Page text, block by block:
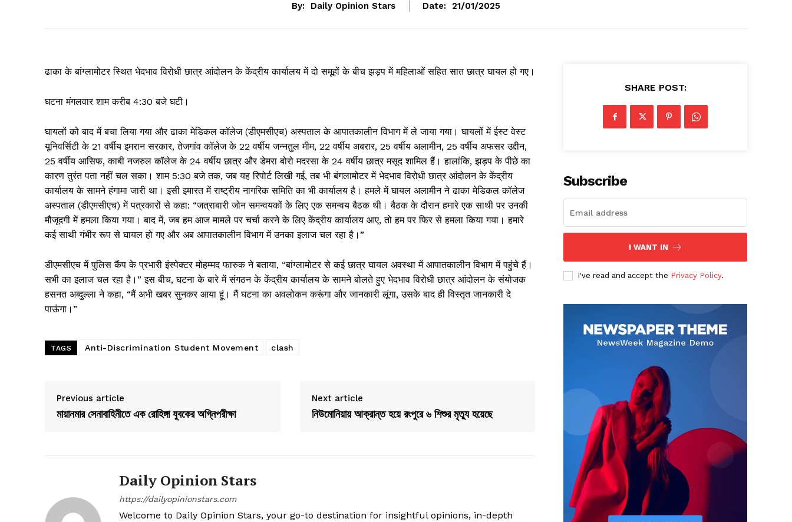
By: Daily Opinion Stars Date: 21/01/2025
ढाका के बांग्लामोटर स्थित भेदभाव विरोधी छात्र आंदोलन के केंद्रीय कार्यालय में दो समूहों के बीच झड़प में महिलाओं सहित सात छात्र घायल हो गए।
घटना मंगलवार शाम करीब 4:30 बजे घटी।
घायलों को बाद में बचा लिया गया और ढाका मेडिकल कॉलेज (डीएमसीएच) अस्पताल के आपातकालीन विभाग में ले जाया गया। घायलों में ईस्ट वेस्ट
यूनिवर्सिटी के 21 वर्षीय इमरान सरकार, तेजगांव कॉलेज के 22 वर्षीय जन्नतुल मीम, 22 वर्षीय अबरार, 25 वर्षीय अलामीन, 25 वर्षीय अफसर उद्दीन,
25 वर्षीय आसिफ, काबी नजरुल कॉलेज के 24 वर्षीय छात्र और डेमरा बोरो मदरसा के 24 वर्षीय छात्र मसूद शामिल हैं। हालांकि, झड़प के पीछे का
कारण तुरंत पता नहीं चल सका। शाम 5:30 बजे तक, जब यह रिपोर्ट लिखी गई, तब भी बंगलामोटर में भेदभाव विरोधी छात्र आंदोलन के केंद्रीय
कार्यालय के सामने हंगामा जारी था। इसी इमारत में राष्ट्रीय नागरिक समिति का भी कार्यालय है। हमले में घायल अलामीन ने ढाका मेडिकल कॉलेज
अस्पताल (डीएमसीएच) में पत्रकारों से कहा: “जत्राबारी जोन समन्वयकों के लिए एक समन्वय बैठक थी। बैठक के दौरान हमारे एक साथी पर उनकी
मौजूदगी में हमला किया गया। बाद में, जब हम आज मामले पर चर्चा करने के लिए केंद्रीय कार्यालय आए, तो हम पर फिर से हमला किया गया। हमारे
कई साथी गंभीर रूप से घायल हो गए और अब आपातकालीन विभाग में उनका इलाज चल रहा है।”
डीएमसीएच में पुलिस कैंप के प्रभारी इंस्पेक्टर मोहम्मद फारुक ने बताया, “बांग्लामोटर से कई छात्र घायल अवस्था में आपातकालीन विभाग में पहुंचे हैं।
सभी का इलाज चल रहा है।” इस बीच, घटना के बारे में संगठन के केंद्रीय कार्यालय के सामने बोलते हुए भेदभाव विरोधी छात्र आंदोलन के संयोजक
हसनत अब्दुल्ला ने कहा, “मैं अभी खबर सुनकर आया हूं। मैं घटना का अवलोकन करूंगा और जानकारी लूंगा, उसके बाद ही विस्तृत जानकारी दे
पाऊंगा।”
TAGS Anti-Discrimination Student Movement clash
Previous article
মায়ানমার সেনাবাহিনীতে এক রোহিঙ্গা যুবকের অগ্নিপরীক্ষা
Next article
নিউমোনিয়ায় আক্রান্ত হয়ে রংপুরে ৬ শিশুর মৃত্যু হয়েছে
Daily Opinion Stars
https://dailyopinionstars.com
Welcome to Daily Opinion Stars, your go-to destination for insightful opinions, in-depth
SHARE POST:
Subscribe
I WANT IN
I've read and accept the Privacy Policy.